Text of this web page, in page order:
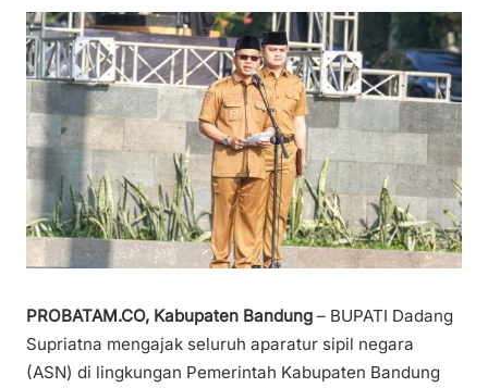
PROBATAM.CO, Kabupaten Bandung – BUPATI Dadang
Supriatna mengajak seluruh aparatur sipil negara
(ASN) di lingkungan Pemerintah Kabupaten Bandung